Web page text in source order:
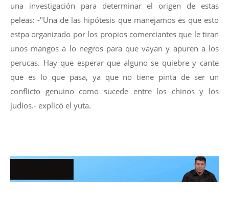
una investigación para determinar el origen de estas
peleas: -"Una de las hipótesis que manejamos es que esto
estpa organizado por los propios comerciantes que le tiran
unos mangos a lo negros para que vayan y apuren a los
perucas. Hay que esperar que alguno se quiebre y cante
que es lo que pasa, ya que no tiene pinta de ser un
conflicto genuino como sucede entre los chinos y los
judios.- explicó el yuta.